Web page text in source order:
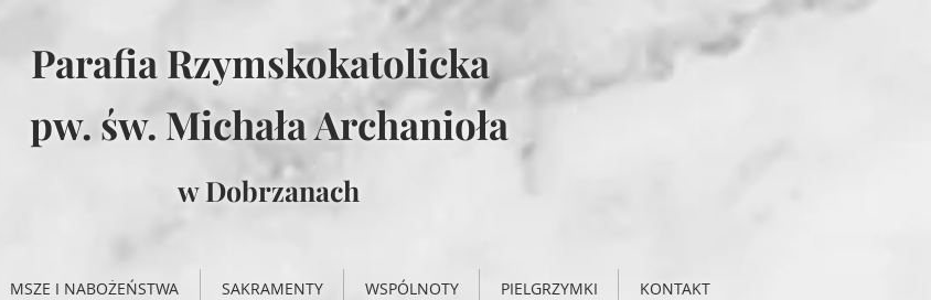
Parafia Rzymskokatolicka
pw. św. Michała Archanioła
w Dobrzanach
MSZE I NABOŻEŃSTWA SAKRAMENTY WSPÓLNOTY PIELGRZYMKI KONTAKT